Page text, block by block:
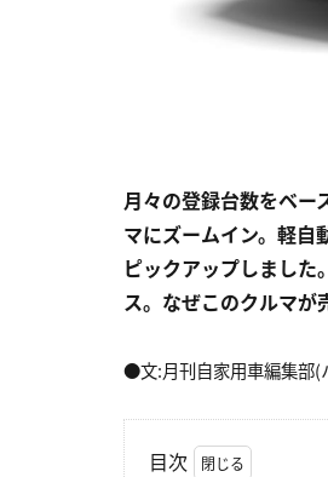
月々の登録台数をベー
マにズームイン。軽自
ピックアップしました
ス。なぜこのクルマ
●文:月刊自家用車編集部(
目次